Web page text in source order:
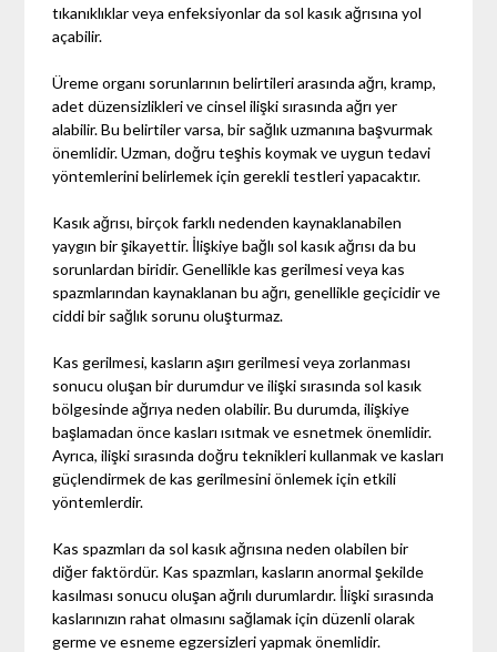
tıkanıklıklar veya enfeksiyonlar da sol kasık ağrısına yol
açabilir.
Üreme organı sorunlarının belirtileri arasında ağrı, kramp,
adet düzensizlikleri ve cinsel ilişki sırasında ağrı yer
alabilir. Bu belirtiler varsa, bir sağlık uzmanına başvurmak
önemlidir. Uzman, doğru teşhis koymak ve uygun tedavi
yöntemlerini belirlemek için gerekli testleri yapacaktır.
Kasık ağrısı, birçok farklı nedenden kaynaklanabilen
yaygın bir şikayettir. İlişkiye bağlı sol kasık ağrısı da bu
sorunlardan biridir. Genellikle kas gerilmesi veya kas
spazmlarından kaynaklanan bu ağrı, genellikle geçicidir ve
ciddi bir sağlık sorunu oluşturmaz.
Kas gerilmesi, kasların aşırı gerilmesi veya zorlanması
sonucu oluşan bir durumdur ve ilişki sırasında sol kasık
bölgesinde ağrıya neden olabilir. Bu durumda, ilişkiye
başlamadan önce kasları ısıtmak ve esnetmek önemlidir.
Ayrıca, ilişki sırasında doğru teknikleri kullanmak ve kasları
güçlendirmek de kas gerilmesini önlemek için etkili
yöntemlerdir.
Kas spazmları da sol kasık ağrısına neden olabilen bir
diğer faktördür. Kas spazmları, kasların anormal şekilde
kasılması sonucu oluşan ağrılı durumlardır. İlişki sırasında
kaslarınızın rahat olmasını sağlamak için düzenli olarak
germe ve esneme egzersizleri yapmak önemlidir.